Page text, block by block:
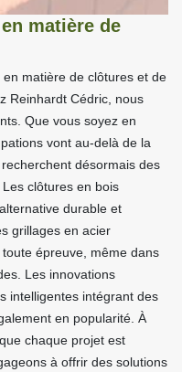
matière de
matière de clôtures et de
Reinhardt Cédric, nous
Que vous soyez en
vont au-delà de la
désormais des
clôtures en bois
durable et
grillages en acier
épreuve, même dans
Les innovations
intelligentes intégrant des
en popularité. À
chaque projet est
à offrir des solutions